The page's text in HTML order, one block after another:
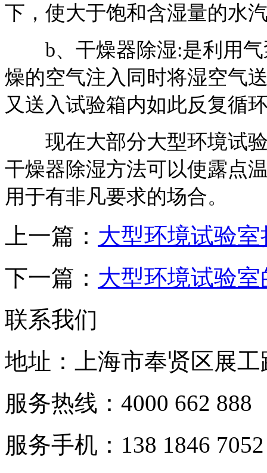
下，使大于饱和含湿量的水
b、干燥器除湿:是利用气
燥的空气注入同时将湿空气
又送入试验箱内如此反复循
现在大部分大型环境试验
干燥器除湿方法可以使露点
用于有非凡要求的场合。
上一篇： 大型环境试验
下一篇： 大型环境试验
联系我们
地址：上海市奉贤区展工
服务热线：4000 662 888
服务手机：138 1846 7052